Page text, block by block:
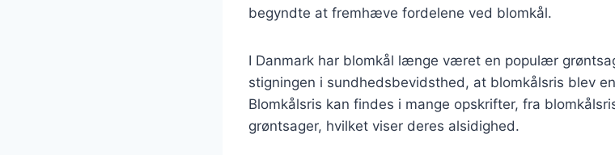
begyndte at fremhæve fordelene ved blomkål.
I Danmark har blomkål længe været en populær
stigningen i sundhedsbevidsthed, at blomkålsris blev
Blomkålsris kan findes i mange opskrifter, fra
grøntsager, hvilket viser deres alsidighed.